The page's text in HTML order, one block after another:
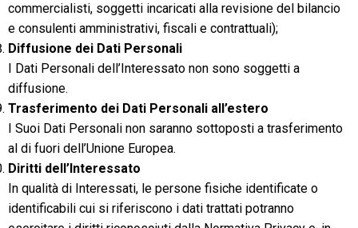
commercialisti, soggetti incaricati alla revisione del bilancio
e consulenti amministrativi, fiscali e contrattuali);
Diffusione dei Dati Personali
I Dati Personali dell’Interessato non sono soggetti a
diffusione.
Trasferimento dei Dati Personali all’estero
I Suoi Dati Personali non saranno sottoposti a trasferimento
al di fuori dell’Unione Europea.
Diritti dell’Interessato
In qualità di Interessati, le persone fisiche identificate o
identificabili cui si riferiscono i dati trattati potranno